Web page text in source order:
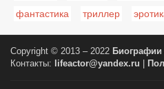
фантастика
триллер
Copyright © 2013 – 2022 Биографии
Контакты:
lifeactor@yandex.ru